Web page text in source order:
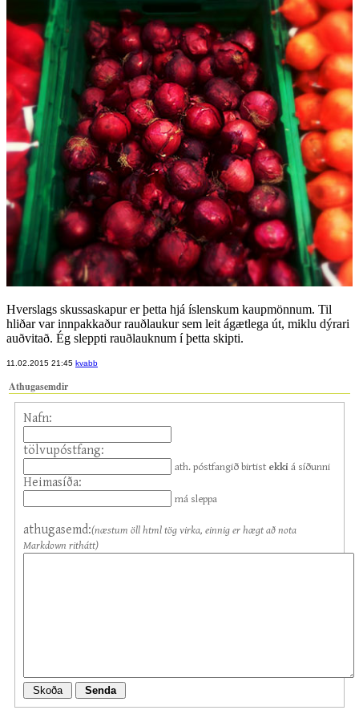
Hverslags skussaskapur er þetta hjá íslenskum kaupmönnum. Til
hliðar var innpakkaður rauðlaukur sem leit ágætlega út, miklu dýrari
auðvitað. Ég sleppti rauðlauknum í þetta skipti.
11.02.2015 21:45 kvabb
Athugasemdir
Nafn:
tölvupóstfang:
ath. póstfangið birtist ekkiá síðunni
Heimasíða:
má sleppa
athugasemd:(næstum öll html tög virka, einnig er hægt að nota
Markdown rithátt)